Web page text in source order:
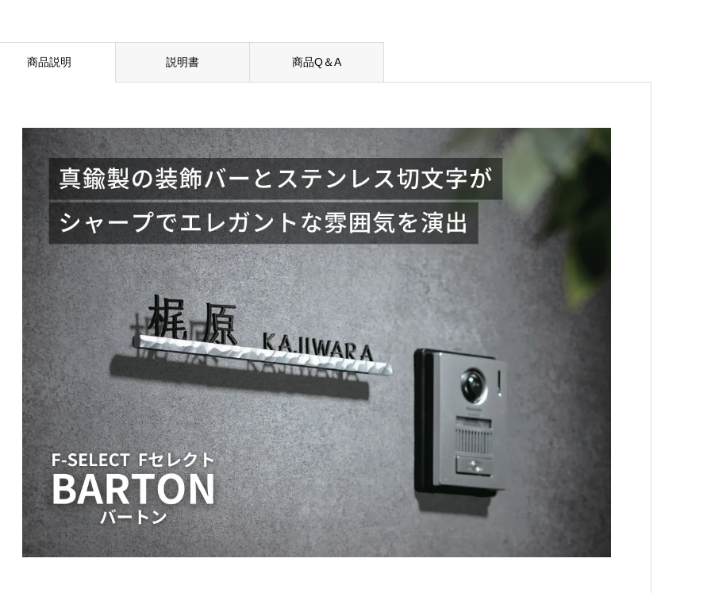
商品説明 説明書 商品Q＆A